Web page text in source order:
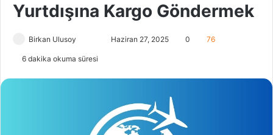
Yurtdışına Kargo Göndermek
Birkan Ulusoy
o
Haziran 27, 2025 0 76
6 dakika okuma süresi